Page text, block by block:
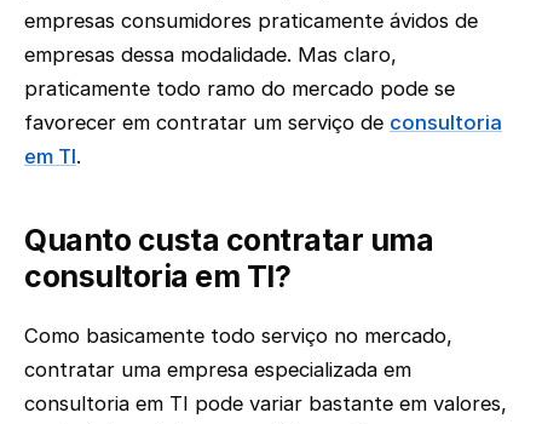
empresas consumidores praticamente ávidos de
empresas dessa modalidade. Mas claro,
praticamente todo ramo do mercado pode se
favorecer em contratar um serviço de consultoria
em TI.
Quanto custa contratar uma
consultoria em TI?
Como basicamente todo serviço no mercado,
contratar uma empresa especializada em
consultoria em TI pode variar bastante em valores,